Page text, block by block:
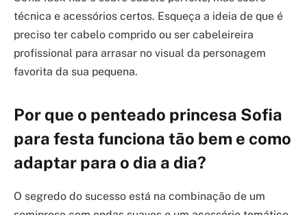
técnica e acessórios certos. Esqueça a ideia de que é
preciso ter cabelo comprido ou ser cabeleireira
profissional para arrasar no visual da personagem
favorita da sua pequena.
Por que o penteado princesa Sofia
para festa funciona tão bem e como
adaptar para o dia a dia?
O segredo do sucesso está na combinação de um